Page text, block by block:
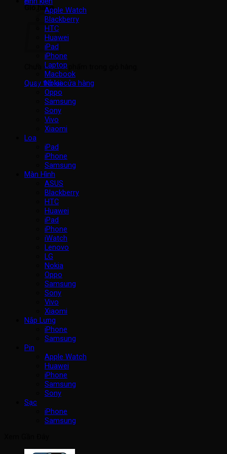
Giỏ hàng
Chưa có sản phẩm trong giỏ hàng.
Quay trở lại cửa hàng
Apple Watch
Blackberry
HTC
Huawei
iPad
iPhone
Laptop
Macbook
Nokia
Oppo
Samsung
Sony
Vivo
Xiaomi
Loa
iPad
iPhone
Samsung
Màn Hình
ASUS
Blackberry
HTC
Huawei
iPad
iPhone
iWatch
Lenovo
LG
Nokia
Oppo
Samsung
Sony
Vivo
Xiaomi
Nắp Lưng
iPhone
Samsung
Pin
Apple Watch
Huawei
iPhone
Samsung
Sony
Sạc
iPhone
Samsung